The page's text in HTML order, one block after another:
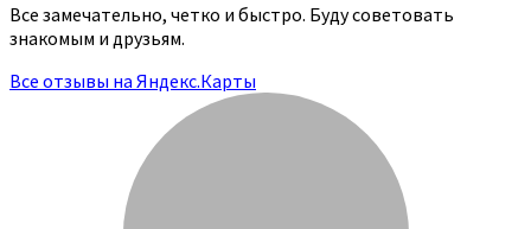
Все замечательно, четко и быстро. Буду советовать
знакомым и друзьям.
Все отзывы на Яндекс.Карты